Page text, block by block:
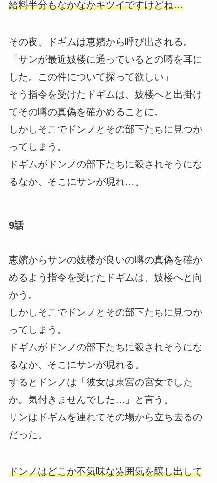
給料半分もなかなかキツイですけどね…
その夜、ドギムは恵嬪から呼び出される。
「サンが最近妓楼に通っているとの噂を耳に
した。この件について探って欲しい」
そう指令を受けたドギムは、妓楼へと出掛け
てその噂の真偽を確かめることに。
しかしそこでドンノとその部下たちに見つか
ってしまう。
ドギムがドンノの部下たちに殺されそうにな
るなか、そこにサンが現れ…。
9話
恵嬪からサンの妓楼が良いの噂の真偽を確か
めるよう指令を受けたドギムは、妓楼へと向
かう。
しかしそこでドンノとその部下たちに見つか
ってしまう。
ドギムがドンノの部下たちに殺されそうにな
るなか、そこにサンが現れる。
するとドンノは「彼女は東宮の宮女でした
か。気付きませんでした…」と言う。
サンはドギムを連れてその場から立ち去るの
だった。
ドンノはどこか不気味な雰囲気を醸し出して